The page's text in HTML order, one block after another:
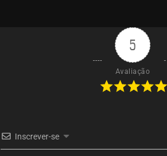
ASSISTIDO
EPISÓDIO 537-538
outubro 17, 2025
EPISÓDIO 535-536
EPISÓDIO 533-534
5
Avaliação
Inscrever-se